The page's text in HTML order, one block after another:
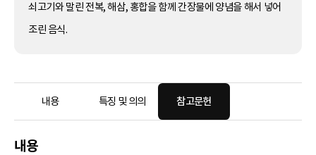
쇠고기와 말린 전복, 해삼, 홍합을 함께 간장물에 양념을 해서 넣어
조린 음식.
내용 특징 및 의의 참고문헌
내용